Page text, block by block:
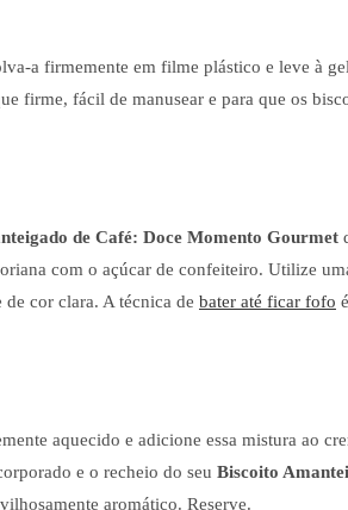
a firmemente em filme plástico e leve à
firme, fácil de manusear e para que os
de Café: Doce Momento Gourmet
com o açúcar de confeiteiro. Utilize
cor clara. A técnica de bater até ficar fofo
aquecido e adicione essa mistura ao
e o recheio do seu Biscoito
aromático. Reserve.